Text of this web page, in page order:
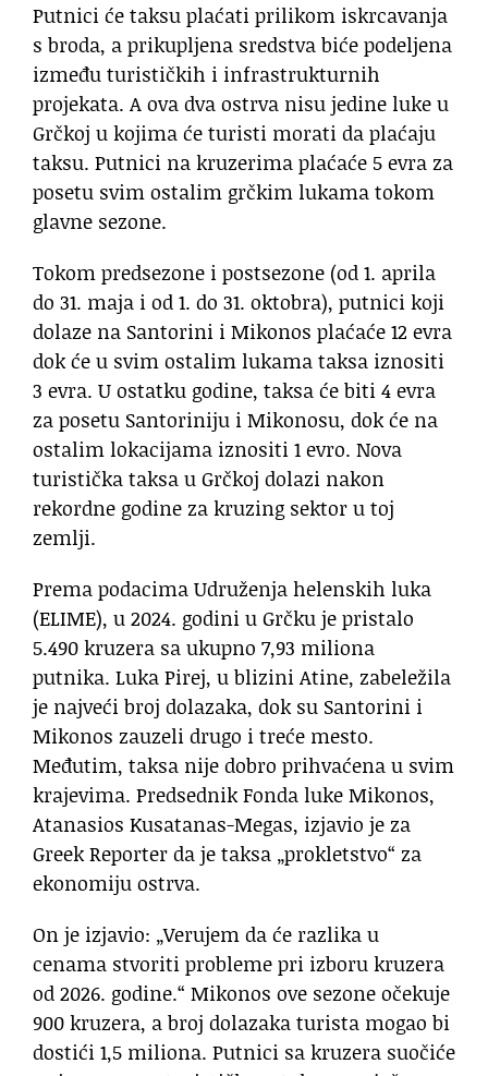
Putnici će taksu plaćati prilikom iskrcavanja
s broda, a prikupljena sredstva biće podeljena
između turističkih i infrastrukturnih
projekata. A ova dva ostrva nisu jedine luke u
Grčkoj u kojima će turisti morati da plaćaju
taksu. Putnici na kruzerima plaćaće 5 evra za
posetu svim ostalim grčkim lukama tokom
glavne sezone.
Tokom predsezone i postsezone (od 1. aprila
do 31. maja i od 1. do 31. oktobra), putnici koji
dolaze na Santorini i Mikonos plaćaće 12 evra
dok će u svim ostalim lukama taksa iznositi
3 evra. U ostatku godine, taksa će biti 4 evra
za posetu Santoriniju i Mikonosu, dok će na
ostalim lokacijama iznositi 1 evro. Nova
turistička taksa u Grčkoj dolazi nakon
rekordne godine za kruzing sektor u toj
zemlji.
Prema podacima Udruženja helenskih luka
(ELIME), u 2024. godini u Grčku je pristalo
5.490 kruzera sa ukupno 7,93 miliona
putnika. Luka Pirej, u blizini Atine, zabeležila
je najveći broj dolazaka, dok su Santorini i
Mikonos zauzeli drugo i treće mesto.
Međutim, taksa nije dobro prihvaćena u svim
krajevima. Predsednik Fonda luke Mikonos,
Atanasios Kusatanas-Megas, izjavio je za
Greek Reporter da je taksa „prokletstvo“ za
ekonomiju ostrva.
On je izjavio: „Verujem da će razlika u
cenama stvoriti probleme pri izboru kruzera
od 2026. godine.“ Mikonos ove sezone očekuje
900 kruzera, a broj dolazaka turista mogao bi
dostići 1,5 miliona. Putnici sa kruzera suočiće